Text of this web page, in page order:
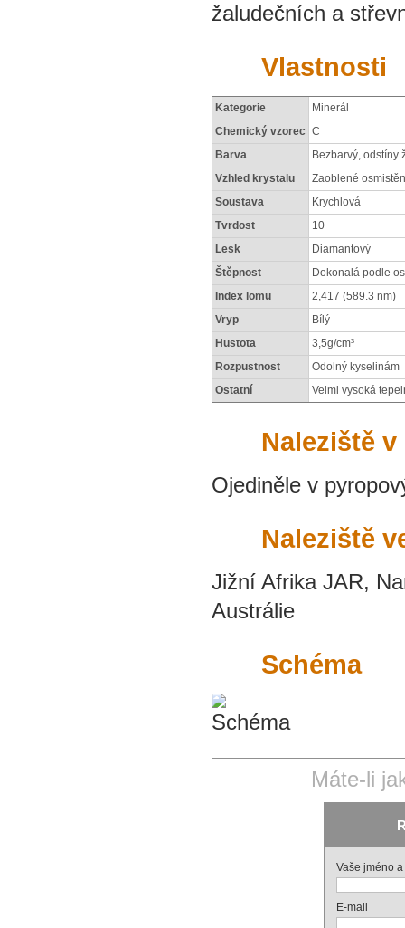
žaludečních a
Vlastnosti
Kategorie Minerál
Chemický vzorec C
Barva Bezbarvý, odstíny
Vzhled krystalu Zaoblené
Soustava Krychlová
Tvrdost 10
Lesk Diamantový
Štěpnost Dokonalá podle
Index lomu 2,417 (589.3 nm)
Vryp Bílý
Hustota 3,5g/cm³
Rozpustnost Odolný kyselinám
Ostatní Velmi vysoká
Naleziště v
Ojediněle v
Naleziště
Jižní Afrika JAR,
Austrálie
Schéma
Máte-li
Vaše jméno
E-mail